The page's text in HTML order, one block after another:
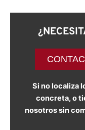
Si no localiza
concreta, o
nosotros sin